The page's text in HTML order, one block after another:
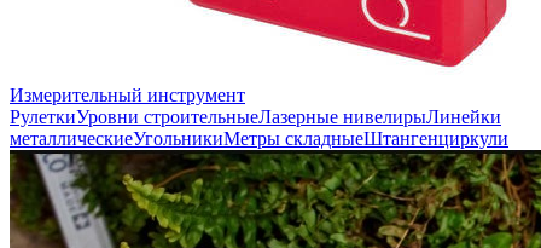
Измерительный инструмент
РулеткиУровни строительныеЛазерные нивелирыЛинейки
металлическиеУгольникиМетры складныеШтангенциркули